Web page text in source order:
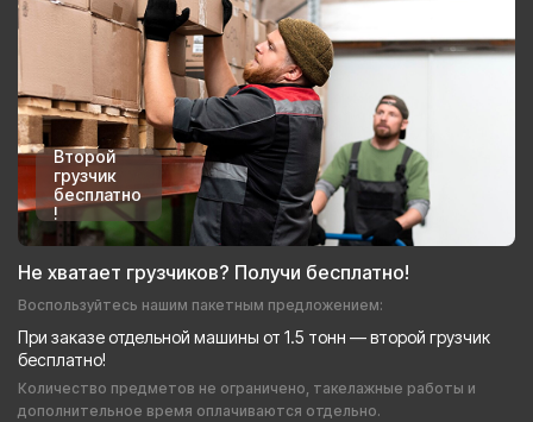
Второй
грузчик
бесплатно
!
Не хватает грузчиков? Получи бесплатно!
Воспользуйтесь нашим пакетным предложением:
При заказе отдельной машины от 1.5 тонн — второй грузчик
бесплатно!
Количество предметов не ограничено, такелажные работы и
дополнительное время оплачиваются отдельно.